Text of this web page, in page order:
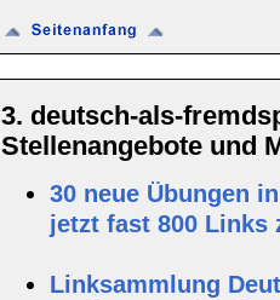
3. deutsch-als-
Stellenangebote und
30 neue Übungen
jetzt fast 800 Links
Linksammlung